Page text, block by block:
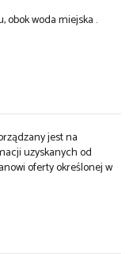
obok woda miejska .
jest na
uzyskanych od
oferty określonej w